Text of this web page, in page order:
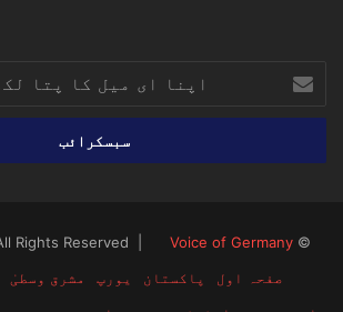
ای
میل
پتا
© Copyright 2026, All Rights Reserved |
Voice of Germany
صفحہ اول
پاکستان یورپ مشرق وسطیٰ